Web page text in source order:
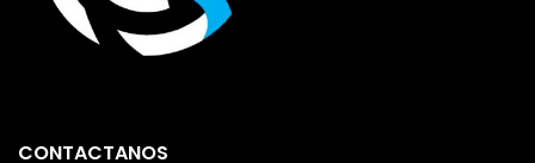
CONTACTANOS